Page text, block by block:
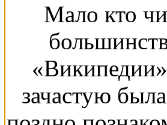
Мало кто
зачастую